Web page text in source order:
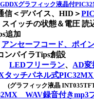
GDDXグラフィック液晶付
＜デバイス、HID＞
スイッチの状態＆電圧 読
追加
アンセーフコード、ポ
パイラTips創設
LEDフリーラン、 AD変
タッチパネル式
(グラフィック液晶
WAV録音付きmp3